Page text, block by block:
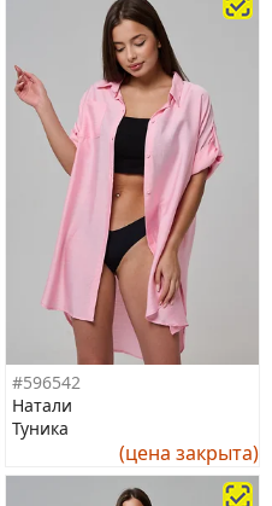
#596542
Натали
Туника
(цена закрыта)